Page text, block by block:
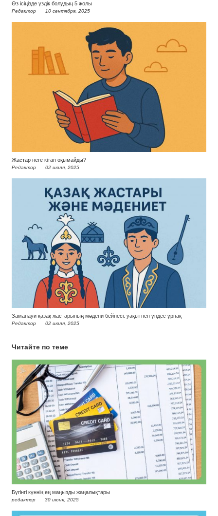
Өз ісіңізде үздік болудың 5 жолы
Редактор 10 сентября, 2025
Жастар неге кітап оқымайды?
Редактор 02 июля, 2025
Заманауи қазақ жастарының мәдени бейнесі: уақытпен үндес ұрпақ
Редактор 02 июля, 2025
Читайте по теме
Бүгінгі күннің ең маңызды жаңалықтары
редактор 30 июня, 2025